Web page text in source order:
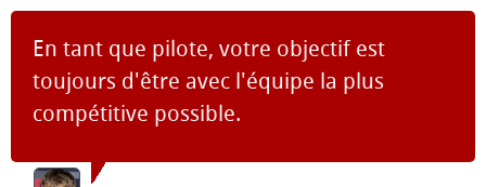
En tant que pilote, votre objectif est
toujours d'être avec l'équipe la plus
compétitive possible.